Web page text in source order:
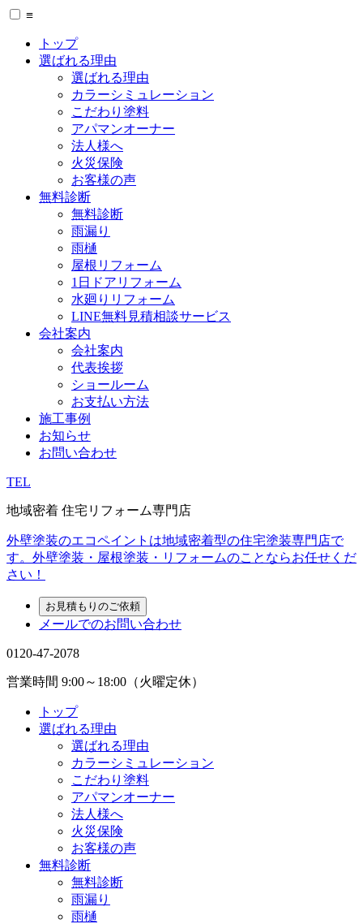
≡
トップ
選ばれる理由
選ばれる理由
カラーシミュレーション
こだわり塗料
アパマンオーナー
法人様へ
火災保険
お客様の声
無料診断
無料診断
雨漏り
雨樋
屋根リフォーム
1日ドアリフォーム
水廻りリフォーム
LINE無料見積相談サービス
会社案内
会社案内
代表挨拶
ショールーム
お支払い方法
施工事例
お知らせ
お問い合わせ
TEL
地域密着 住宅リフォーム専門店
外壁塗装のエコペイントは地域密着型の住宅塗装専門店で
す。外壁塗装・屋根塗装・リフォームのことならお任せくだ
さい！
お見積もりのご依頼
メールでのお問い合わせ
0120-47-2078
営業時間 9:00～18:00（火曜定休）
トップ
選ばれる理由
選ばれる理由
カラーシミュレーション
こだわり塗料
アパマンオーナー
法人様へ
火災保険
お客様の声
無料診断
無料診断
雨漏り
雨樋